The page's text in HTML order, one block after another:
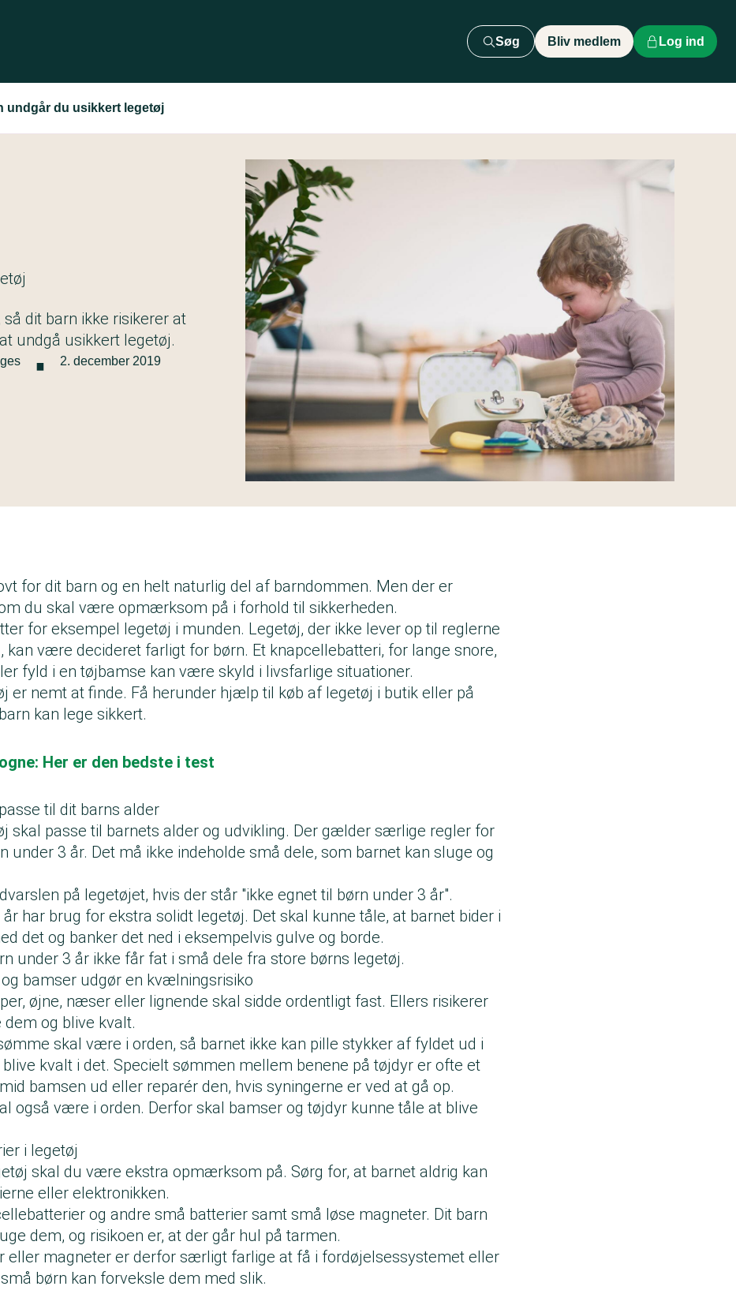
Søg Bliv medlem Log ind
undgår du usikkert legetøj
dit barn ikke risikerer at
undgå usikkert legetøj.
· 2. december 2019
for dit barn og en helt naturlig del af barndommen. Men der er
du skal være opmærksom på i forhold til sikkerheden.
for eksempel legetøj i munden. Legetøj, der ikke lever op til reglerne
kan være decideret farligt for børn. Et knapcellebatteri, for lange snore,
fyld i en tøjbamse kan være skyld i livsfarlige situationer.
er nemt at finde. Få herunder hjælp til køb af legetøj i butik eller på
kan lege sikkert.
Her er den bedste i test
til dit barns alder
skal passe til barnets alder og udvikling. Der gælder særlige regler for
under 3 år. Det må ikke indeholde små dele, som barnet kan sluge og
på legetøjet, hvis der står "ikke egnet til børn under 3 år".
har brug for ekstra solidt legetøj. Det skal kunne tåle, at barnet bider i
det og banker det ned i eksempelvis gulve og borde.
under 3 år ikke får fat i små dele fra store børns legetøj.
bamser udgør en kvælningsrisiko
øjne, næser eller lignende skal sidde ordentligt fast. Ellers risikerer
og blive kvalt.
skal være i orden, så barnet ikke kan pille stykker af fyldet ud i
kvalt i det. Specielt sømmen mellem benene på tøjdyr er ofte et
bamsen ud eller reparér den, hvis syningerne er ved at gå op.
også være i orden. Derfor skal bamser og tøjdyr kunne tåle at blive
i legetøj
skal du være ekstra opmærksom på. Sørg for, at barnet aldrig kan
eller elektronikken.
og andre små batterier samt små løse magneter. Dit barn
dem, og risikoen er, at der går hul på tarmen.
eller magneter er derfor særligt farlige at få i fordøjelsessystemet eller
børn kan forveksle dem med slik.